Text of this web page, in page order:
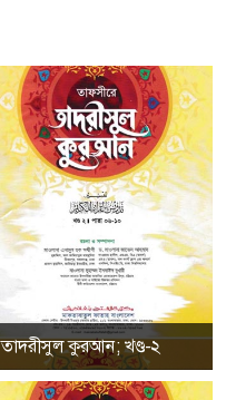
তাদরীসুল কুরআন; খণ্ড-২